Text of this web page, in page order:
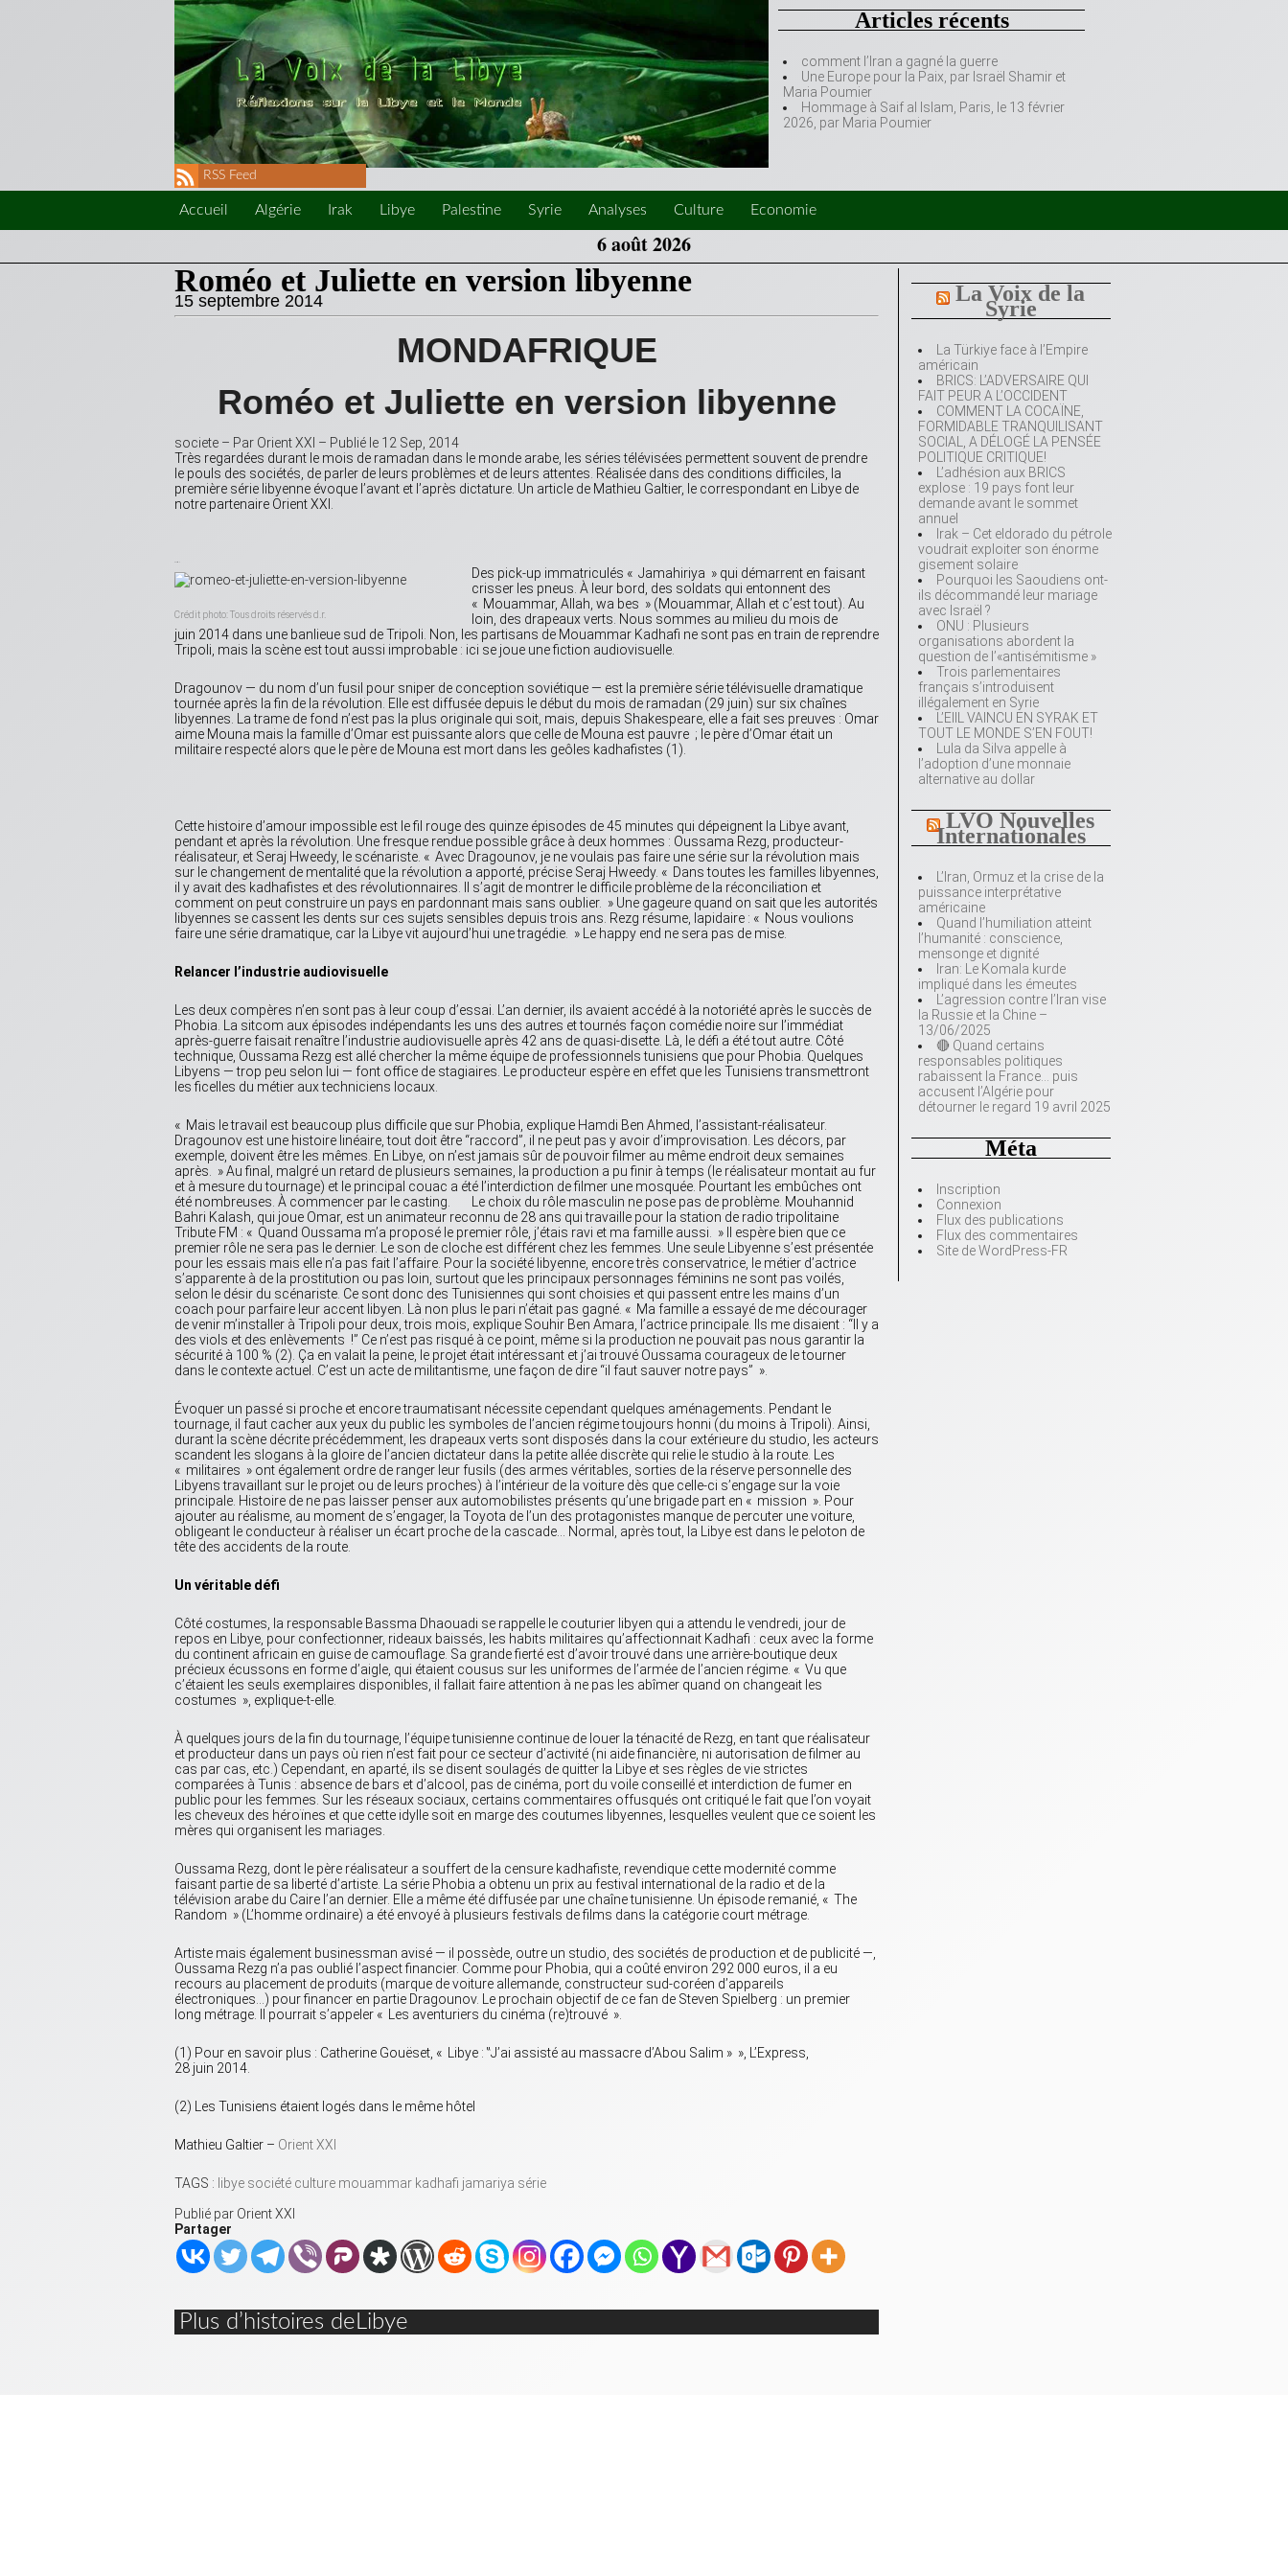
Articles récents
comment l’Iran a gagné la guerre
Une Europe pour la Paix, par Israël Shamir et
Maria Poumier
Hommage à Saif al Islam, Paris, le 13 février
2026, par Maria Poumier
RSS Feed
Accueil Algérie Irak Libye Palestine Syrie Analyses Culture Economie
6 août 2026
La Voix de la
Syrie
La Türkiye face à l’Empire
américain
BRICS: L’ADVERSAIRE QUI
FAIT PEUR A L’OCCIDENT
COMMENT LA COCAÏNE,
FORMIDABLE TRANQUILISANT
SOCIAL, A DÉLOGÉ LA PENSÉE
POLITIQUE CRITIQUE!
L’adhésion aux BRICS
explose : 19 pays font leur
demande avant le sommet
annuel
Irak – Cet eldorado du pétrole
voudrait exploiter son énorme
gisement solaire
Pourquoi les Saoudiens ont-
ils décommandé leur mariage
avec Israël ?
ONU : Plusieurs
organisations abordent la
question de l’«antisémitisme »
Trois parlementaires
français s’introduisent
illégalement en Syrie
L’EIIL VAINCU EN SYRAK ET
TOUT LE MONDE S’EN FOUT!
Lula da Silva appelle à
l’adoption d’une monnaie
alternative au dollar
LVO Nouvelles
Internationales
L’Iran, Ormuz et la crise de la
puissance interprétative
américaine
Quand l’humiliation atteint
l’humanité : conscience,
mensonge et dignité
Iran: Le Komala kurde
impliqué dans les émeutes
L’agression contre l’Iran vise
la Russie et la Chine –
13/06/2025
🔴 Quand certains
responsables politiques
rabaissent la France… puis
accusent l’Algérie pour
détourner le regard 19 avril 2025
Méta
Inscription
Connexion
Flux des publications
Flux des commentaires
Site de WordPress-FR
Roméo et Juliette en version libyenne
15 septembre 2014
MONDAFRIQUE
Roméo et Juliette en version libyenne
societe – Par Orient XXI – Publié le 12 Sep, 2014
Très regardées durant le mois de ramadan dans le monde arabe, les séries télévisées permettent souvent de prendre
le pouls des sociétés, de parler de leurs problèmes et de leurs attentes. Réalisée dans des conditions difficiles, la
première série libyenne évoque l’avant et l’après dictature. Un article de Mathieu Galtier, le correspondant en Libye de
notre partenaire Orient XXI.
Crédit photo: Tous droits réservés d.r.
Des pick-up immatriculés « Jamahiriya » qui démarrent en faisant
crisser les pneus. À leur bord, des soldats qui entonnent des
« Mouammar, Allah, wa bes » (Mouammar, Allah et c’est tout). Au
loin, des drapeaux verts. Nous sommes au milieu du mois de
juin 2014 dans une banlieue sud de Tripoli. Non, les partisans de Mouammar Kadhafi ne sont pas en train de reprendre
Tripoli, mais la scène est tout aussi improbable : ici se joue une fiction audiovisuelle.
Dragounov — du nom d’un fusil pour sniper de conception soviétique — est la première série télévisuelle dramatique
tournée après la fin de la révolution. Elle est diffusée depuis le début du mois de ramadan (29 juin) sur six chaînes
libyennes. La trame de fond n’est pas la plus originale qui soit, mais, depuis Shakespeare, elle a fait ses preuves : Omar
aime Mouna mais la famille d’Omar est puissante alors que celle de Mouna est pauvre ; le père d’Omar était un
militaire respecté alors que le père de Mouna est mort dans les geôles kadhafistes (1).
Cette histoire d’amour impossible est le fil rouge des quinze épisodes de 45 minutes qui dépeignent la Libye avant,
pendant et après la révolution. Une fresque rendue possible grâce à deux hommes : Oussama Rezg, producteur-
réalisateur, et Seraj Hweedy, le scénariste. « Avec Dragounov, je ne voulais pas faire une série sur la révolution mais
sur le changement de mentalité que la révolution a apporté, précise Seraj Hweedy. « Dans toutes les familles libyennes,
il y avait des kadhafistes et des révolutionnaires. Il s’agit de montrer le difficile problème de la réconciliation et
comment on peut construire un pays en pardonnant mais sans oublier. » Une gageure quand on sait que les autorités
libyennes se cassent les dents sur ces sujets sensibles depuis trois ans. Rezg résume, lapidaire : « Nous voulions
faire une série dramatique, car la Libye vit aujourd’hui une tragédie. » Le happy end ne sera pas de mise.
Relancer l’industrie audiovisuelle
Les deux compères n’en sont pas à leur coup d’essai. L’an dernier, ils avaient accédé à la notoriété après le succès de
Phobia. La sitcom aux épisodes indépendants les uns des autres et tournés façon comédie noire sur l’immédiat
après-guerre faisait renaître l’industrie audiovisuelle après 42 ans de quasi-disette. Là, le défi a été tout autre. Côté
technique, Oussama Rezg est allé chercher la même équipe de professionnels tunisiens que pour Phobia. Quelques
Libyens — trop peu selon lui — font office de stagiaires. Le producteur espère en effet que les Tunisiens transmettront
les ficelles du métier aux techniciens locaux.
« Mais le travail est beaucoup plus difficile que sur Phobia, explique Hamdi Ben Ahmed, l’assistant-réalisateur.
Dragounov est une histoire linéaire, tout doit être “raccord”, il ne peut pas y avoir d’improvisation. Les décors, par
exemple, doivent être les mêmes. En Libye, on n’est jamais sûr de pouvoir filmer au même endroit deux semaines
après. » Au final, malgré un retard de plusieurs semaines, la production a pu finir à temps (le réalisateur montait au fur
et à mesure du tournage) et le principal couac a été l’interdiction de filmer une mosquée. Pourtant les embûches ont
été nombreuses. À commencer par le casting. Le choix du rôle masculin ne pose pas de problème. Mouhannid
Bahri Kalash, qui joue Omar, est un animateur reconnu de 28 ans qui travaille pour la station de radio tripolitaine
Tribute FM : « Quand Oussama m’a proposé le premier rôle, j’étais ravi et ma famille aussi. » Il espère bien que ce
premier rôle ne sera pas le dernier. Le son de cloche est différent chez les femmes. Une seule Libyenne s’est présentée
pour les essais mais elle n’a pas fait l’affaire. Pour la société libyenne, encore très conservatrice, le métier d’actrice
s’apparente à de la prostitution ou pas loin, surtout que les principaux personnages féminins ne sont pas voilés,
selon le désir du scénariste. Ce sont donc des Tunisiennes qui sont choisies et qui passent entre les mains d’un
coach pour parfaire leur accent libyen. Là non plus le pari n’était pas gagné. « Ma famille a essayé de me décourager
de venir m’installer à Tripoli pour deux, trois mois, explique Souhir Ben Amara, l’actrice principale. Ils me disaient : “Il y a
des viols et des enlèvements !” Ce n’est pas risqué à ce point, même si la production ne pouvait pas nous garantir la
sécurité à 100 % (2). Ça en valait la peine, le projet était intéressant et j’ai trouvé Oussama courageux de le tourner
dans le contexte actuel. C’est un acte de militantisme, une façon de dire “il faut sauver notre pays” ».
Évoquer un passé si proche et encore traumatisant nécessite cependant quelques aménagements. Pendant le
tournage, il faut cacher aux yeux du public les symboles de l’ancien régime toujours honni (du moins à Tripoli). Ainsi,
durant la scène décrite précédemment, les drapeaux verts sont disposés dans la cour extérieure du studio, les acteurs
scandent les slogans à la gloire de l’ancien dictateur dans la petite allée discrète qui relie le studio à la route. Les
« militaires » ont également ordre de ranger leur fusils (des armes véritables, sorties de la réserve personnelle des
Libyens travaillant sur le projet ou de leurs proches) à l’intérieur de la voiture dès que celle-ci s’engage sur la voie
principale. Histoire de ne pas laisser penser aux automobilistes présents qu’une brigade part en « mission ». Pour
ajouter au réalisme, au moment de s’engager, la Toyota de l’un des protagonistes manque de percuter une voiture,
obligeant le conducteur à réaliser un écart proche de la cascade… Normal, après tout, la Libye est dans le peloton de
tête des accidents de la route.
Un véritable défi
Côté costumes, la responsable Bassma Dhaouadi se rappelle le couturier libyen qui a attendu le vendredi, jour de
repos en Libye, pour confectionner, rideaux baissés, les habits militaires qu’affectionnait Kadhafi : ceux avec la forme
du continent africain en guise de camouflage. Sa grande fierté est d’avoir trouvé dans une arrière-boutique deux
précieux écussons en forme d’aigle, qui étaient cousus sur les uniformes de l’armée de l’ancien régime. « Vu que
c’étaient les seuls exemplaires disponibles, il fallait faire attention à ne pas les abîmer quand on changeait les
costumes », explique-t-elle.
À quelques jours de la fin du tournage, l’équipe tunisienne continue de louer la ténacité de Rezg, en tant que réalisateur
et producteur dans un pays où rien n’est fait pour ce secteur d’activité (ni aide financière, ni autorisation de filmer au
cas par cas, etc.) Cependant, en aparté, ils se disent soulagés de quitter la Libye et ses règles de vie strictes
comparées à Tunis : absence de bars et d’alcool, pas de cinéma, port du voile conseillé et interdiction de fumer en
public pour les femmes. Sur les réseaux sociaux, certains commentaires offusqués ont critiqué le fait que l’on voyait
les cheveux des héroïnes et que cette idylle soit en marge des coutumes libyennes, lesquelles veulent que ce soient les
mères qui organisent les mariages.
Oussama Rezg, dont le père réalisateur a souffert de la censure kadhafiste, revendique cette modernité comme
faisant partie de sa liberté d’artiste. La série Phobia a obtenu un prix au festival international de la radio et de la
télévision arabe du Caire l’an dernier. Elle a même été diffusée par une chaîne tunisienne. Un épisode remanié, « The
Random » (L’homme ordinaire) a été envoyé à plusieurs festivals de films dans la catégorie court métrage.
Artiste mais également businessman avisé — il possède, outre un studio, des sociétés de production et de publicité —,
Oussama Rezg n’a pas oublié l’aspect financier. Comme pour Phobia, qui a coûté environ 292 000 euros, il a eu
recours au placement de produits (marque de voiture allemande, constructeur sud-coréen d’appareils
électroniques…) pour financer en partie Dragounov. Le prochain objectif de ce fan de Steven Spielberg : un premier
long métrage. Il pourrait s’appeler « Les aventuriers du cinéma (re)trouvé ».
(1) Pour en savoir plus : Catherine Gouëset, « Libye : ‟J’ai assisté au massacre d’Abou Salim » », L’Express,
28 juin 2014.
(2) Les Tunisiens étaient logés dans le même hôtel
Mathieu Galtier – Orient XXI
TAGS : libye société culture mouammar kadhafi jamariya série
Publié par Orient XXI
Partager
Plus d’histoires deLibye